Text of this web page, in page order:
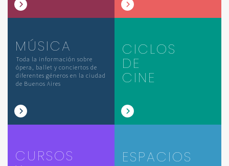
MÚSICA
Toda la información sobre
ópera, ballet y conciertos de
diferentes géneros en la ciudad
de Buenos Aires
CICLOS
DE
CINE
CURSOS ESPACIOS